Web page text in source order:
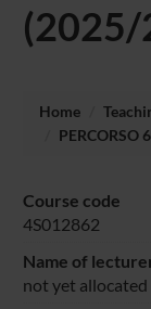
(2025/
Home
PERCORSO
Course code
4S012862
Name of
not yet allocated